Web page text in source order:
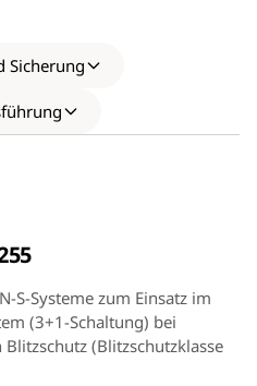
das
Sicherung
S-Systeme zum Einsatz im
(3+1-Schaltung) bei
(Blitzschutzklasse